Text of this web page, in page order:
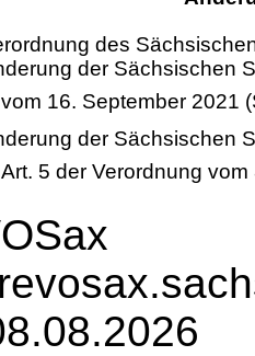
des
der Sächsischen
vom 16. September 2021
der Sächsischen
Art. 5 der Verordnung